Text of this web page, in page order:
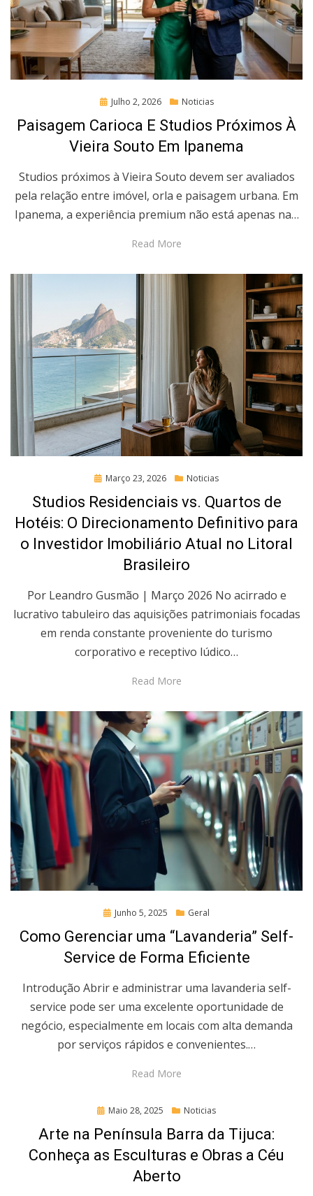
Posted
Julho 2, 2026 Noticias
Paisagem Carioca E Studios Próximos À
Vieira Souto Em Ipanema
Studios próximos à Vieira Souto devem ser avaliados
pela relação entre imóvel, orla e paisagem urbana. Em
Ipanema, a experiência premium não está apenas na…
Read More
PostedMarço 23, 2026 Noticias
Studios Residenciais vs. Quartos de
Hotéis: O Direcionamento Definitivo para
o Investidor Imobiliário Atual no Litoral
Brasileiro
Por Leandro Gusmão | Março 2026 No acirrado e
lucrativo tabuleiro das aquisições patrimoniais focadas
em renda constante proveniente do turismo
corporativo e receptivo lúdico…
Read More
Posted
Junho 5, 2025 Geral
Como Gerenciar uma “Lavanderia” Self-
Service de Forma Eficiente
Introdução Abrir e administrar uma lavanderia self-
service pode ser uma excelente oportunidade de
negócio, especialmente em locais com alta demanda
por serviços rápidos e convenientes.…
Read More
Posted
Maio 28, 2025 Noticias
Arte na Península Barra da Tijuca:
Conheça as Esculturas e Obras a Céu
Aberto